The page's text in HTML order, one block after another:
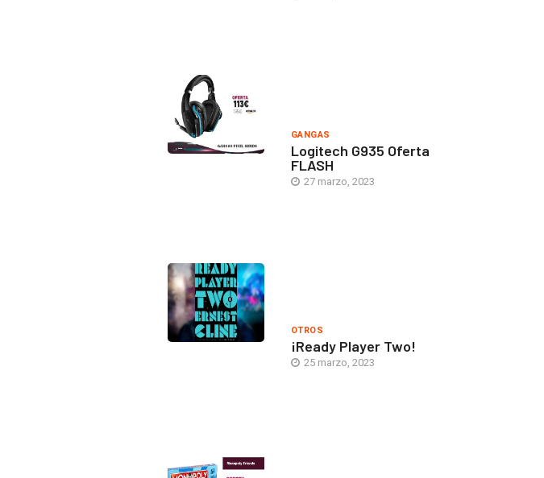
GANGAS
Logitech G935 Oferta
FLASH
27 marzo, 2023
OTROS
¡Ready Player Two!
25 marzo, 2023